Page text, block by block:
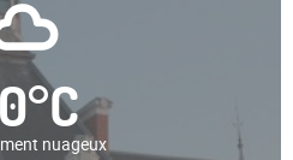
°C
nuageux